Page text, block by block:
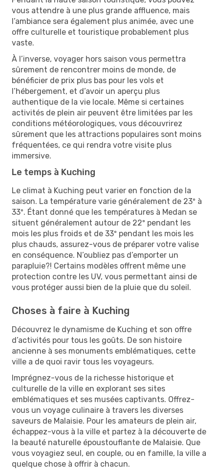
vous attendre à une plus grande affluence, mais
l’ambiance sera également plus animée, avec une
offre culturelle et touristique probablement plus
vaste.
À l’inverse, voyager hors saison vous permettra
sûrement de rencontrer moins de monde, de
bénéficier de prix plus bas pour les vols et
l’hébergement, et d’avoir un aperçu plus
authentique de la vie locale. Même si certaines
activités de plein air peuvent être limitées par les
conditions météorologiques, vous découvrirez
sûrement que les attractions populaires sont moins
fréquentées, ce qui rendra votre visite plus
immersive.
Le temps à Kuching
Le climat à Kuching peut varier en fonction de la
saison. La température varie généralement de 23º à
33º. Étant donné que les températures à Medan se
situent généralement autour de 22º pendant les
mois les plus froids et de 33º pendant les mois les
plus chauds, assurez-vous de préparer votre valise
en conséquence. N’oubliez pas d’emporter un
parapluie?! Certains modèles offrent même une
protection contre les UV, vous permettant ainsi de
vous protéger aussi bien de la pluie que du soleil.
Choses à faire à Kuching
Découvrez le dynamisme de Kuching et son offre
d’activités pour tous les goûts. De son histoire
ancienne à ses monuments emblématiques, cette
ville a de quoi ravir tous les voyageurs.
Imprégnez-vous de la richesse historique et
culturelle de la ville en explorant ses sites
emblématiques et ses musées captivants. Offrez-
vous un voyage culinaire à travers les diverses
saveurs de Malaisie. Pour les amateurs de plein air,
échappez-vous à la ville et partez à la découverte de
la beauté naturelle époustouflante de Malaisie. Que
vous voyagiez seul, en couple, ou en famille, la ville a
quelque chose à offrir à chacun.